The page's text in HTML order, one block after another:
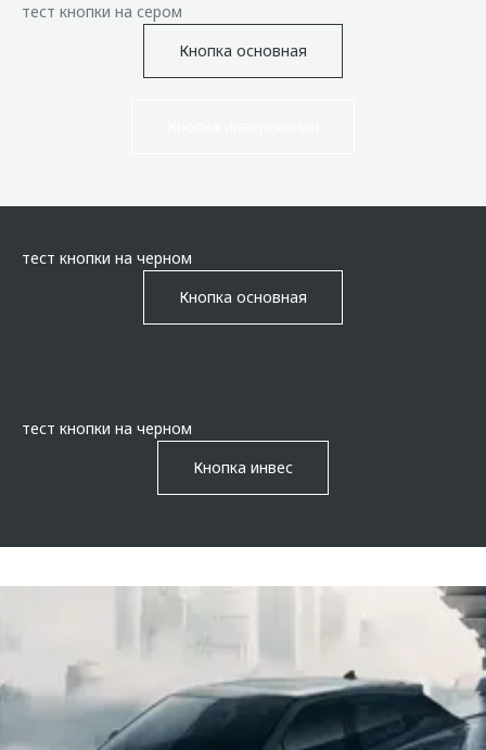
тест кнопки на сером
Кнопка основная
тест кнопки на черном
Кнопка основная
тест кнопки на черном
Кнопка инвес